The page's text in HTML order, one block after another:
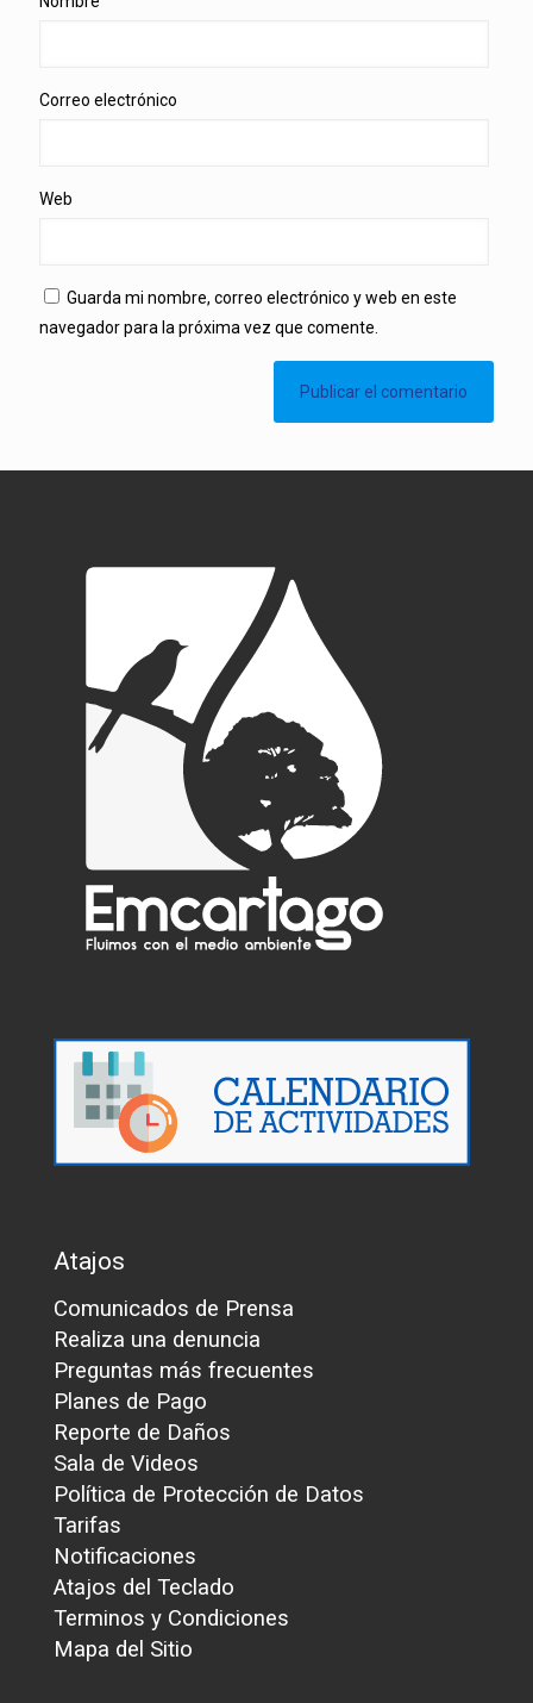
Correo electrónico
Web
Guarda mi nombre, correo electrónico y web en este
navegador para la próxima vez que comente.
Atajos
Comunicados de Prensa
Realiza una denuncia
Preguntas más frecuentes
Planes de Pago
Reporte de Daños
Sala de Videos
Política de Protección de Datos
Tarifas
Notificaciones
Atajos del Teclado
Terminos y Condiciones
Mapa del Sitio